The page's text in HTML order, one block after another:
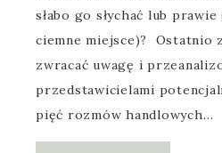
słabo go słychać lub
ciemne miejsce)? Ostatnio
zwracać uwagę i
przedstawicielami
pięć rozmów handlowych…